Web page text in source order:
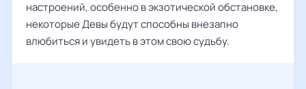
настроений, особенно в экзотической обстановке,
некоторые Девы будут способны внезапно
влюбиться и увидеть в этом свою судьбу.